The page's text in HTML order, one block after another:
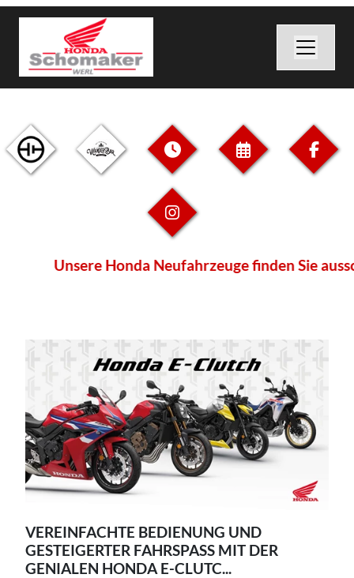
Unsere Honda Neufahrzeuge finden Sie
VEREINFACHTE BEDIENUNG UND
GESTEIGERTER FAHRSPASS MIT DER
GENIALEN HONDA E-CLUTC...